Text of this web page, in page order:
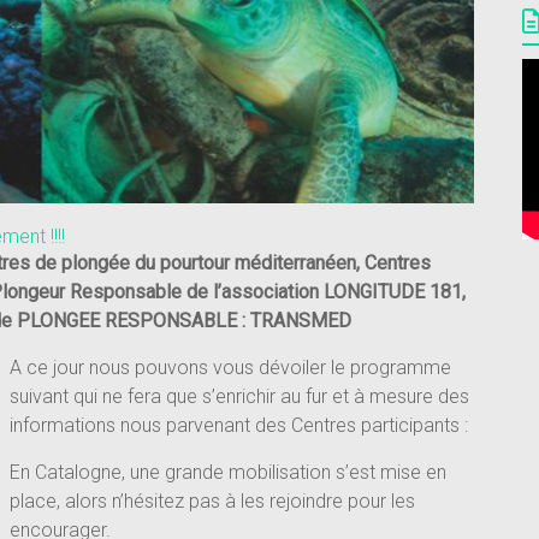
!!!!
de plongée du pourtour méditerranéen, Centres
Responsable de l’association LONGITUDE 181,
RESPONSABLE : TRANSMED
A ce jour nous pouvons vous dévoiler le programme
suivant qui ne fera que s’enrichir au fur et à mesure des
informations nous parvenant des Centres participants :
En Catalogne, une grande mobilisation s’est mise en
place, alors n’hésitez pas à les rejoindre pour les
encourager.